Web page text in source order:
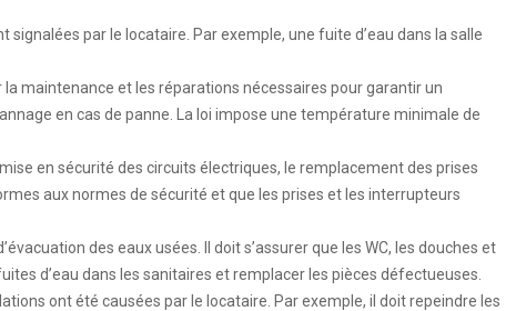
par le locataire. Par exemple, une fuite d’eau dans la salle
maintenance et les réparations nécessaires pour garantir un
en cas de panne. La loi impose une température minimale de
en sécurité des circuits électriques, le remplacement des prises
aux normes de sécurité et que les prises et les interrupteurs
des eaux usées. Il doit s’assurer que les WC, les douches et
d’eau dans les sanitaires et remplacer les pièces défectueuses.
ont été causées par le locataire. Par exemple, il doit repeindre les